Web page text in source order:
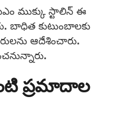
ముక్కు స్టాలిన్ ఈ
బాధిత కుటుంబాలకు
ఆదేశించారు.
ప్రమాదాల